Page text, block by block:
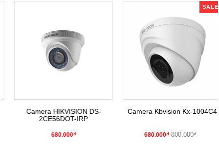
Camera HIKVISION DS-
2CE56DOT-IRP
680.000₫
SALE
Camera Kbvision Kx-1004C4
680.000₫ 800.000₫